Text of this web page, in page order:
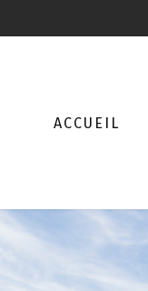
ACCUEIL